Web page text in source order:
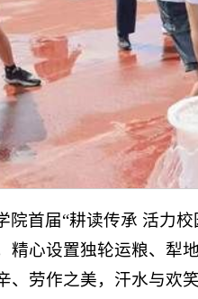
院首届“耕读传承 活力
精心设置独轮运粮、犁
、劳作之美，汗水与欢